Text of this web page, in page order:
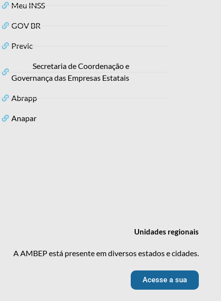
Meu INSS
GOV BR
Previc
Secretaria de Coordenação e
Governança das Empresas Estatais
Abrapp
Anapar
Unidades regionais
A AMBEP está presente em diversos estados e cidades.
Acesse a sua